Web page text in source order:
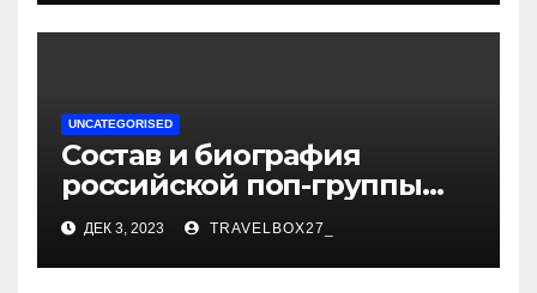
UNCATEGORISED
Состав и биография
российской поп-группы
«Иванушки интернешнл»
— история успеха, музыка
и судьбы участников
ДЕК 3, 2023 TRAVELBOX27_